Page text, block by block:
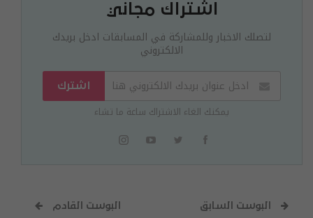
اشتراك مجاني
لتصلك الاخبار وللمشاركة في المسابقات ادخل بريدك
الالكتروني
اشترك
يمكنك الغاء الاشتراك ساعة ما تشاء
البوست السابق البوست القادم